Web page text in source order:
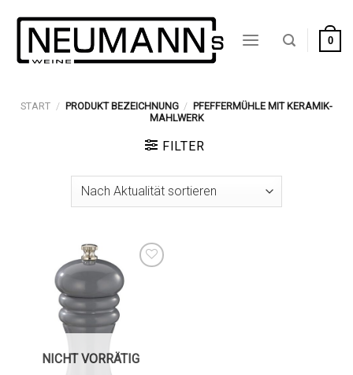
Inhalt
springen
0
START / PRODUKT BEZEICHNUNG / PFEFFERMÜHLE MIT KERAMIK-
MAHLWERK
FILTER
Auf die
Wunschliste
NICHT VORRÄTIG